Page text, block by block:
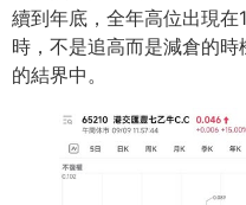
續到年底，全年高位出現
時，不是追高而是減倉的
的結界中。